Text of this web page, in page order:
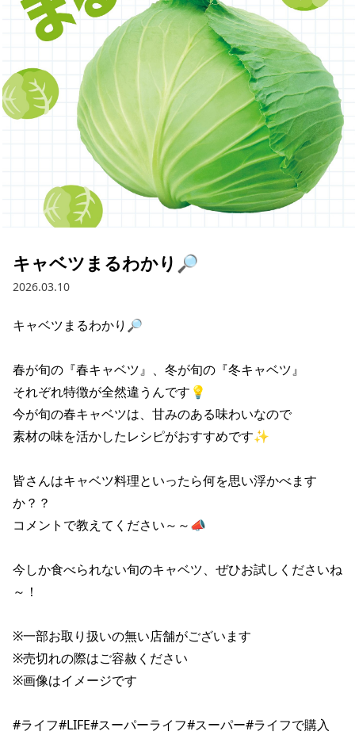
採用情報
お問い合わせ
Contact us in English
キャベツまるわかり🔎
2026.03.10
キャベツまるわかり🔎
春が旬の『春キャベツ』、冬が旬の『冬キャベツ』
それぞれ特徴が全然違うんです💡
今が旬の春キャベツは、甘みのある味わいなので
素材の味を活かしたレシピがおすすめです✨
皆さんはキャベツ料理といったら何を思い浮かべます
か？？
コメントで教えてください～～📣
今しか食べられない旬のキャベツ、ぜひお試しくださいね
～！
※一部お取り扱いの無い店舗がございます
※売切れの際はご容赦ください
※画像はイメージです
#ライフ#LIFE#スーパーライフ#スーパー#ライフで購入